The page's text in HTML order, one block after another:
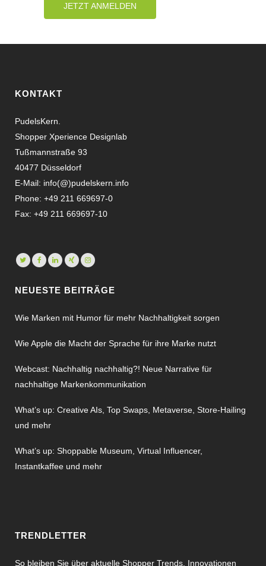
JETZT ANMELDEN
KONTAKT
PudelsKern.
Shopper Xperience Designlab
Tußmannstraße 93
40477 Düsseldorf
E-Mail: info(@)pudelskern.info
Phone: +49 211 669697-0
Fax: +49 211 669697-10
NEUESTE BEITRÄGE
Wie Marken mit Humor für mehr Nachhaltigkeit sorgen
Wie Apple die Macht der Sprache für ihre Marke nutzt
Webcast: Nachhaltig nachhaltig?! Neue Narrative für
nachhaltige Markenkommunikation
What’s up: Creative AIs, Top Swaps, Metaverse, Store-Hailing
und mehr
What’s up: Shoppable Museum, Virtual Influencer,
Instantkaffee und mehr
TRENDLETTER
So bleiben Sie über aktuelle Shopper Trends, Innovationen